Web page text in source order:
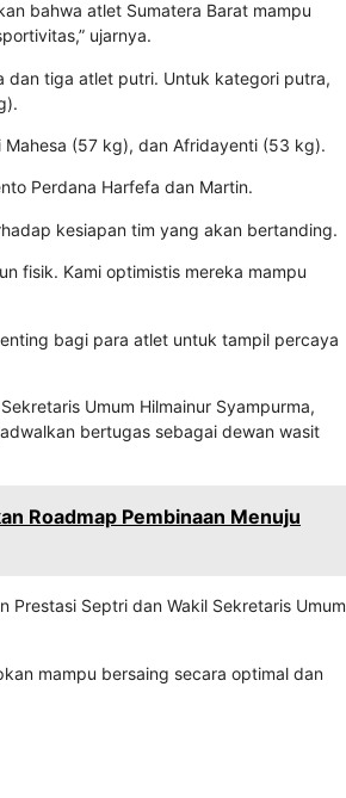
bahwa atlet Sumatera Barat mampu
ujarnya.
dan tiga atlet putri. Untuk kategori putra,
Mahesa (57 kg), dan Afridayenti (53 kg).
Perdana Harfefa dan Martin.
kesiapan tim yang akan bertanding.
fisik. Kami optimistis mereka mampu
bagi para atlet untuk tampil percaya
Umum Hilmainur Syampurma,
bertugas sebagai dewan wasit
Roadmap Pembinaan Menuju
Prestasi Septri dan Wakil Sekretaris Umum
mampu bersaing secara optimal dan